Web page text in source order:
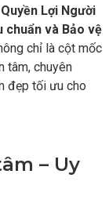
Lợi Người
chuẩn và Bảo vệ
chỉ là cột mốc
tâm, chuyên
đẹp tối ưu cho
– Uy